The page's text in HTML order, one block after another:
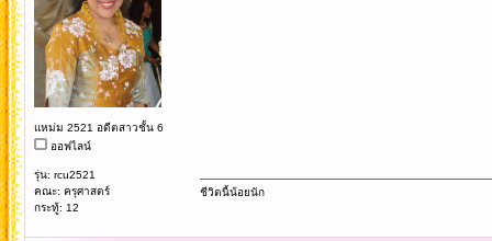
แหม่ม 2521 อดีตสาวชั้น 6
ออฟไลน์
รุ่น: rcu2521
คณะ: ครุศาสตร์
กระทู้: 12
ชีวิตนี้น้อยนัก